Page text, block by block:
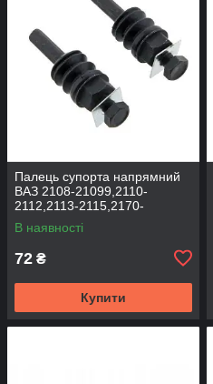
Палець супорта напрямний
ВАЗ 2108-21099,2110-
2112,2113-2115,2170-
2172,2190, 1117-1119 (к-т
2шт) (вир-во BEG-LINE)
В наявності
72 ₴
Купити